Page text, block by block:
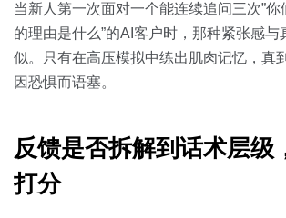
当新人第一次面对一个能连续追问三次”
的理由是什么”的AI客户时，那种紧张感与
似。只有在高压模拟中练出肌肉记忆，真
因恐惧而语塞。
反馈是否拆解到话术层级
打分